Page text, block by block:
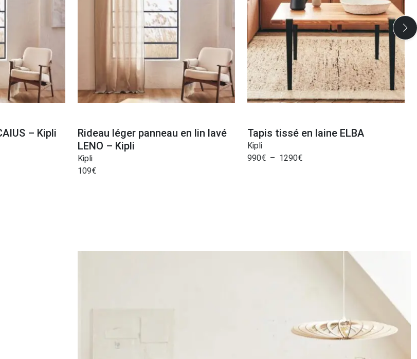
– Kipli
Rideau léger panneau en lin lavé
LENO – Kipli
Kipli
109€
Tapis tissé en laine ELBA
Kipli
990€ – 1290€